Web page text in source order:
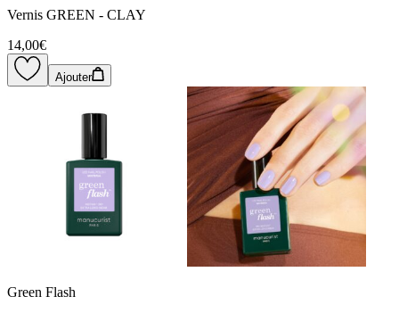
Vernis GREEN - CLAY
14,00€
Ajouter
Green Flash